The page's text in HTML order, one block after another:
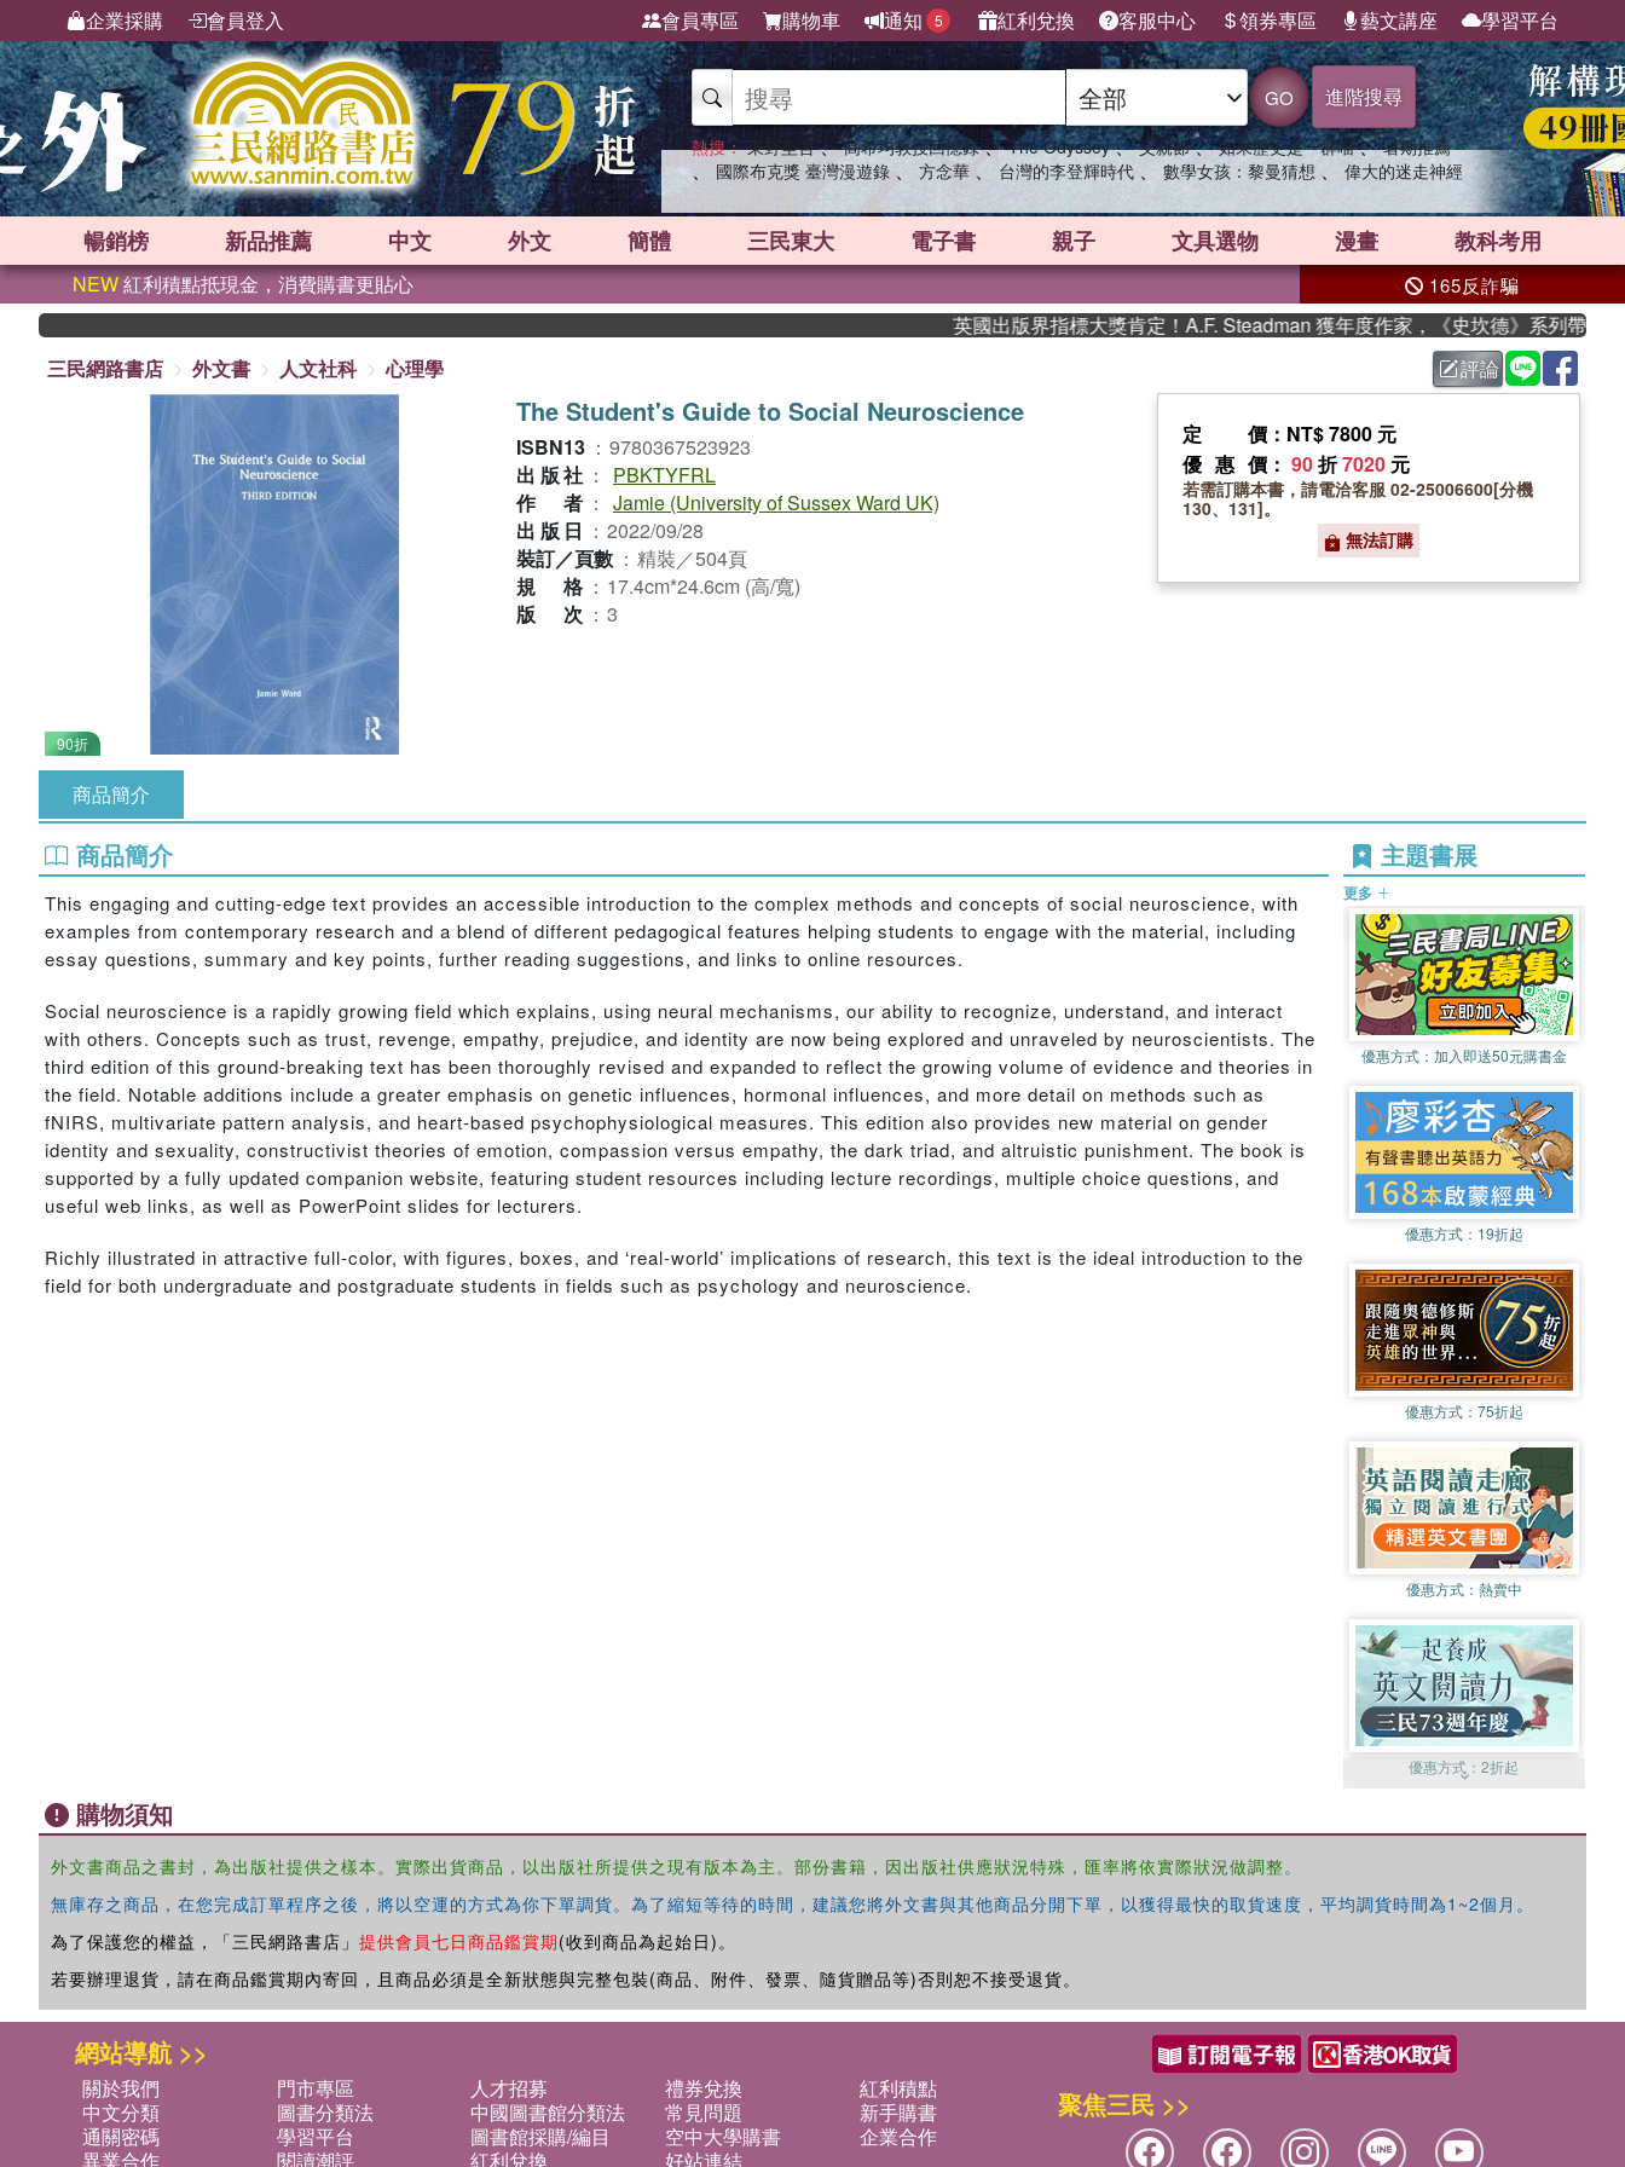
企業採購 會員登入 會員專區 購物車 通知 5 紅利兌換 客服中心 領券專區 藝文講座 學習平台
GO 進階搜尋
熱搜： 東野圭吾 、 高希均教授回憶錄 、 The Odyssey 、 父親節 、 如果歷史是一群喵 、 暑期推薦
、 國際布克獎 臺灣漫遊錄 、 方念華 、 台灣的李登輝時代 、 數學女孩：黎曼猜想 、 偉大的迷走神經
暢銷榜 新品推薦 中文 外文 簡體 三民東大 電子書 親子 文具選物 漫畫 教科考用
NEW紅利積點抵現金，消費購書更貼心 165反詐騙
英國出版界指標大獎肯定！A.F. Steadman 獲年度作家，《史坎德》系列帶你踏上熱
三民網路書店
外文書 人文社科 心理學 評論
90折
The Student's Guide to Social Neuroscience
ISBN13 ： 9780367523923
出版社 ：
PBKTYFRL
作者 ： Jamie (University of Sussex Ward UK)
出版日 ： 2022/09/28
裝訂／頁數 ： 精裝／504頁
規格 ： 17.4cm*24.6cm (高/寬)
版次 ： 3
定價 ：NT$ 7800 元
優惠價 ： 90折7020 元
若需訂購本書，請電洽客服 02-25006600[分機
130、131]。
無法訂購
商品簡介
商品簡介
This engaging and cutting-edge text provides an accessible introduction to the complex methods and concepts of social neuroscience, with
examples from contemporary research and a blend of different pedagogical features helping students to engage with the material, including
essay questions, summary and key points, further reading suggestions, and links to online resources.
Social neuroscience is a rapidly growing field which explains, using neural mechanisms, our ability to recognize, understand, and interact
with others. Concepts such as trust, revenge, empathy, prejudice, and identity are now being explored and unraveled by neuroscientists. The
third edition of this ground-breaking text has been thoroughly revised and expanded to reflect the growing volume of evidence and theories in
the field. Notable additions include a greater emphasis on genetic influences, hormonal influences, and more detail on methods such as
fNIRS, multivariate pattern analysis, and heart-based psychophysiological measures. This edition also provides new material on gender
identity and sexuality, constructivist theories of emotion, compassion versus empathy, the dark triad, and altruistic punishment. The book is
supported by a fully updated companion website, featuring student resources including lecture recordings, multiple choice questions, and
useful web links, as well as PowerPoint slides for lecturers.
Richly illustrated in attractive full-color, with figures, boxes, and ‘real-world’ implications of research, this text is the ideal introduction to the
field for both undergraduate and postgraduate students in fields such as psychology and neuroscience.
主題書展
更多
優惠方式： 加入即送50元購書金
優惠方式： 19折起
優惠方式： 75折起
優惠方式： 熱賣中
優惠方式：2折起
購物須知
外文書商品之書封，為出版社提供之樣本。實際出貨商品，以出版社所提供之現有版本為主。部份書籍，因出版社供應狀況特殊，匯率將依實際狀況做調整。
無庫存之商品，在您完成訂單程序之後，將以空運的方式為你下單調貨。為了縮短等待的時間，建議您將外文書與其他商品分開下單，以獲得最快的取貨速度，平均調貨時間為1~2個月。
為了保護您的權益，「三民網路書店」 提供會員七日商品鑑賞期(收到商品為起始日)。
若要辦理退貨，請在商品鑑賞期內寄回，且商品必須是全新狀態與完整包裝(商品、附件、發票、隨貨贈品等)否則恕不接受退貨。
網站導航 >>
關於我們 門市專區 人才招募 禮券兌換
紅利積點
中文分類
圖書分類法 中國圖書館分類法 常見問題
新手購書
通關密碼
學習平台 圖書館採購/編目 空中大學購書
企業合作
異業合作
閱讀潮評 紅利兌換 好站連結
聚焦三民 >>